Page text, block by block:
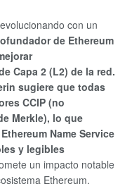
con un
de Ethereum
Capa 2 (L2) de la red.
sugiere que todas
CCIP (no
Merkle), lo que
Name Service
y legibles
un impacto notable
Ethereum.